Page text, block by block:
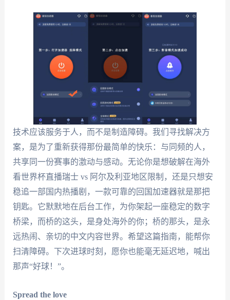
技术应该服务于人，而不是制造障碍。我们寻找解决方
案，是为了重新获得那份最简单的快乐：与同频的人，
共享同一份赛事的激动与感动。无论你是想破解在海外
看世界杯直播瑞士 vs 阿尔及利亚地区限制，还是只想安
稳追一部国内热播剧，一款可靠的回国加速器就是那把
钥匙。它默默地在后台工作，为你架起一座稳定的数字
桥梁，而桥的这头，是身处海外的你；桥的那头，是永
远热闹、亲切的中文内容世界。希望这篇指南，能帮你
扫清障碍。下次进球时刻，愿你也能毫无延迟地，喊出
那声“好球！”。
Spread the love